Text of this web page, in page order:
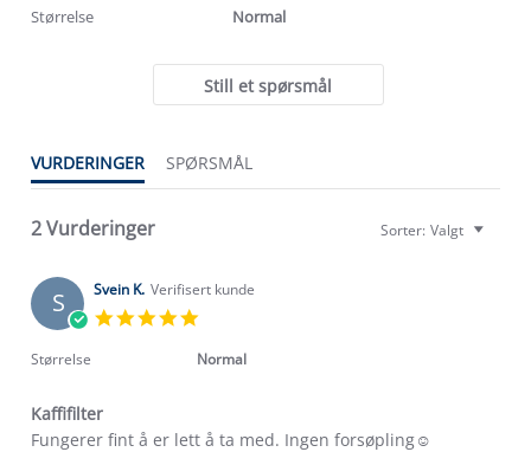
Størrelse Normal
Still et spørsmål
VURDERINGER SPØRSMÅL
2 Vurderinger Sorter: Valgt
S Svein K. Verifisert kunde
rating
Størrelse Normal
Kaffifilter
Review
review
Fungerer fint å er lett å ta med. Ingen forsøpling☺️